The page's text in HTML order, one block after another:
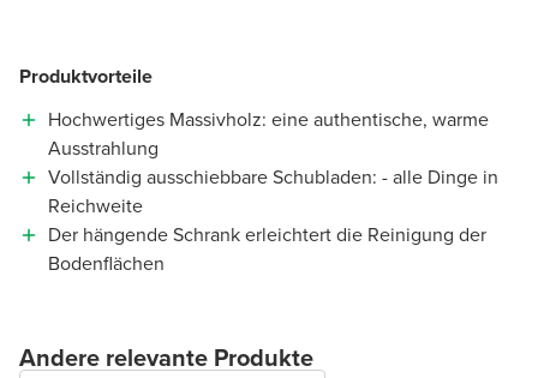
Produktvorteile
Hochwertiges Massivholz: eine authentische, warme
Ausstrahlung
Vollständig ausschiebbare Schubladen: - alle Dinge in
Reichweite
Der hängende Schrank erleichtert die Reinigung der
Bodenflächen
Andere relevante Produkte